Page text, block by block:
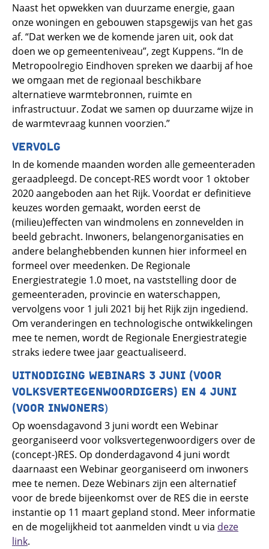
Naast het opwekken van duurzame energie, gaan
onze woningen en gebouwen stapsgewijs van het gas
af. “Dat werken we de komende jaren uit, ook dat
doen we op gemeenteniveau”, zegt Kuppens. “In de
Metropoolregio Eindhoven spreken we daarbij af hoe
we omgaan met de regionaal beschikbare
alternatieve warmtebronnen, ruimte en
infrastructuur. Zodat we samen op duurzame wijze in
de warmtevraag kunnen voorzien.”
VERVOLG
In de komende maanden worden alle gemeenteraden
geraadpleegd. De concept-RES wordt voor 1 oktober
2020 aangeboden aan het Rijk. Voordat er definitieve
keuzes worden gemaakt, worden eerst de
(milieu)effecten van windmolens en zonnevelden in
beeld gebracht. Inwoners, belangenorganisaties en
andere belanghebbenden kunnen hier informeel en
formeel over meedenken. De Regionale
Energiestrategie 1.0 moet, na vaststelling door de
gemeenteraden, provincie en waterschappen,
vervolgens voor 1 juli 2021 bij het Rijk zijn ingediend.
Om veranderingen en technologische ontwikkelingen
mee te nemen, wordt de Regionale Energiestrategie
straks iedere twee jaar geactualiseerd.
UITNODIGING WEBINARS 3 JUNI (VOOR
VOLKSVERTEGENWOORDIGERS) EN 4 JUNI
(VOOR INWONERS)
Op woensdagavond 3 juni wordt een Webinar
georganiseerd voor volksvertegenwoordigers over de
(concept-)RES. Op donderdagavond 4 juni wordt
daarnaast een Webinar georganiseerd om inwoners
mee te nemen. Deze Webinars zijn een alternatief
voor de brede bijeenkomst over de RES die in eerste
instantie op 11 maart gepland stond. Meer informatie
en de mogelijkheid tot aanmelden vindt u via deze
link.